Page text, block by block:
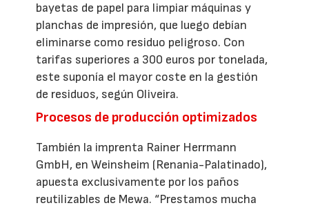
bayetas de papel para limpiar máquinas y
planchas de impresión, que luego debían
eliminarse como residuo peligroso. Con
tarifas superiores a 300 euros por tonelada,
este suponía el mayor coste en la gestión
de residuos, según Oliveira.
Procesos de producción optimizados
También la imprenta Rainer Herrmann
GmbH, en Weinsheim (Renania-Palatinado),
apuesta exclusivamente por los paños
reutilizables de Mewa. “Prestamos mucha